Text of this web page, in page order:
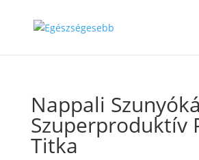
Nappali
Szuperproduktív
Titka